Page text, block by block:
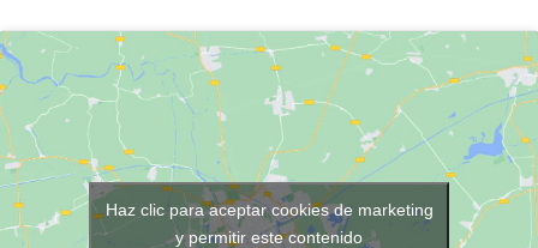
Haz clic para aceptar cookies de marketing
y permitir este contenido